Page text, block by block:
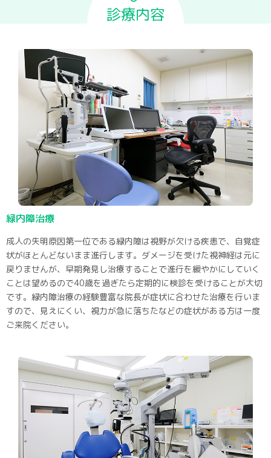
診療内容
緑内障治療
成人の失明原因第一位である緑内障は視野が欠ける疾患で、自覚症
状がほとんどないまま進行します。ダメージを受けた視神経は元に
戻りませんが、早期発見し治療することで進行を緩やかにしていく
ことは望めるので40歳を過ぎたら定期的に検診を受けることが大切
です。緑内障治療の経験豊富な院長が症状に合わせた治療を行いま
すので、見えにくい、視力が急に落ちたなどの症状がある方は一度
ご来院ください。